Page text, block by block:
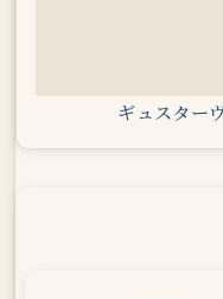
ギュスター